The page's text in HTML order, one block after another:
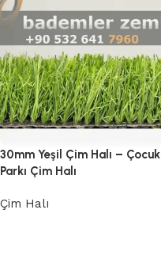
30mm Yeşil Çim Halı – Çocuk
Parkı Çim Halı
Çim Halı